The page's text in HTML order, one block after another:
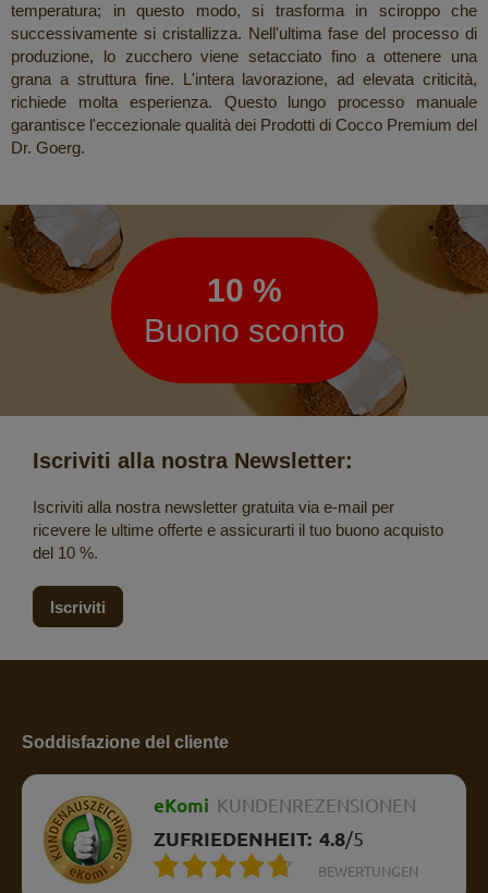
temperatura; in questo modo, si trasforma in sciroppo che
successivamente si cristallizza. Nell'ultima fase del processo di
produzione, lo zucchero viene setacciato fino a ottenere una
grana a struttura fine. L'intera lavorazione, ad elevata criticità,
richiede molta esperienza. Questo lungo processo manuale
garantisce l'eccezionale qualità dei Prodotti di Cocco Premium del
Dr. Goerg.
Newsletter
10 %
Buono sconto
Iscriviti alla nostra Newsletter:
Iscriviti alla nostra newsletter gratuita via e-mail per
ricevere le ultime offerte e assicurarti il tuo buono acquisto
del 10 %.
Iscriviti
Soddisfazione del cliente
eKomi KUNDENREZENSIONEN
ZUFRIEDENHEIT: 4.8/5
BEWERTUNGEN